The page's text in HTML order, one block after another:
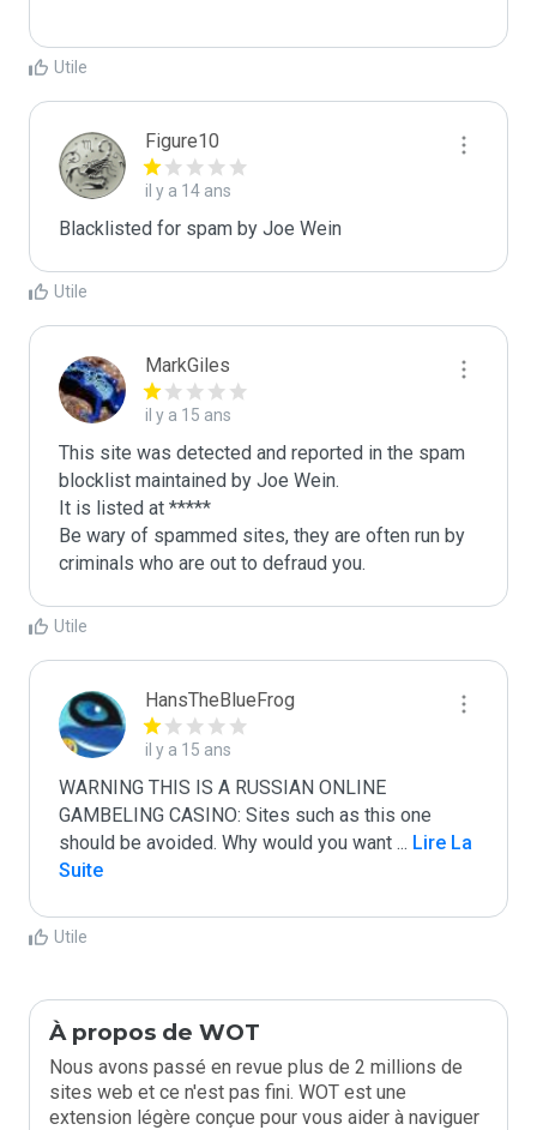
Utile
Figure10
il y a 14 ans
Blacklisted for spam by Joe Wein
Utile
MarkGiles
il y a 15 ans
This site was detected and reported in the spam
blocklist maintained by Joe Wein.
It is listed at *****
Be wary of spammed sites, they are often run by
criminals who are out to defraud you.
Utile
HansTheBlueFrog
il y a 15 ans
WARNING THIS IS A RUSSIAN ONLINE
GAMBELING CASINO: Sites such as this one
should be avoided. Why would you want ... Lire La
Suite
Utile
À propos de WOT
Nous avons passé en revue plus de 2 millions de
sites web et ce n'est pas fini. WOT est une
extension légère conçue pour vous aider à naviguer